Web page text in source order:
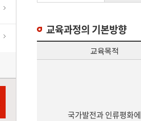
교육과정의 기본방향
교육목적
국가발전과 인류평화에